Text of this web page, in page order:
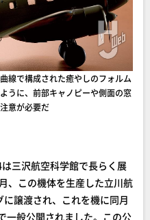
線で構成された癒やしのフォルム
うに、前部キャノピーや側面の窓
意が必要だ
三沢航空科学館で長らく展
、この機体を生産した立川航
譲渡され、これを機に同月
一般公開されました。この公